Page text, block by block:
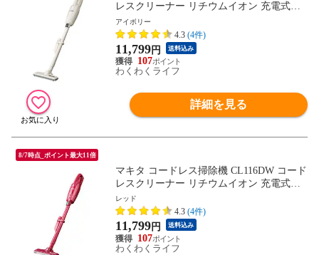
レスクリーナー リチウムイオン 充電式ク
リーナー 沖縄・離島配送不可
アイボリー
4.3 (4件)
11,799円 送料込み
107
わくわくライフ
詳細を見る
8/7時点_ポイント最大11倍
マキタ コードレス掃除機 CL116DW コード
レスクリーナー リチウムイオン 充電式ク
リーナー 沖縄・離島配送不可
レッド
4.3 (4件)
11,799円 送料込み
107
わくわくライフ